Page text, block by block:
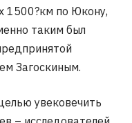
1500?км по Юкону,
таким был
Загоскиным.
увековечить